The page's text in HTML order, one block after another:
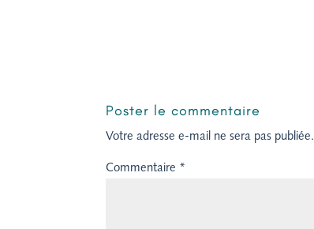
Poster le commentaire
Votre adresse e-mail ne sera pas publiée.
Commentaire *